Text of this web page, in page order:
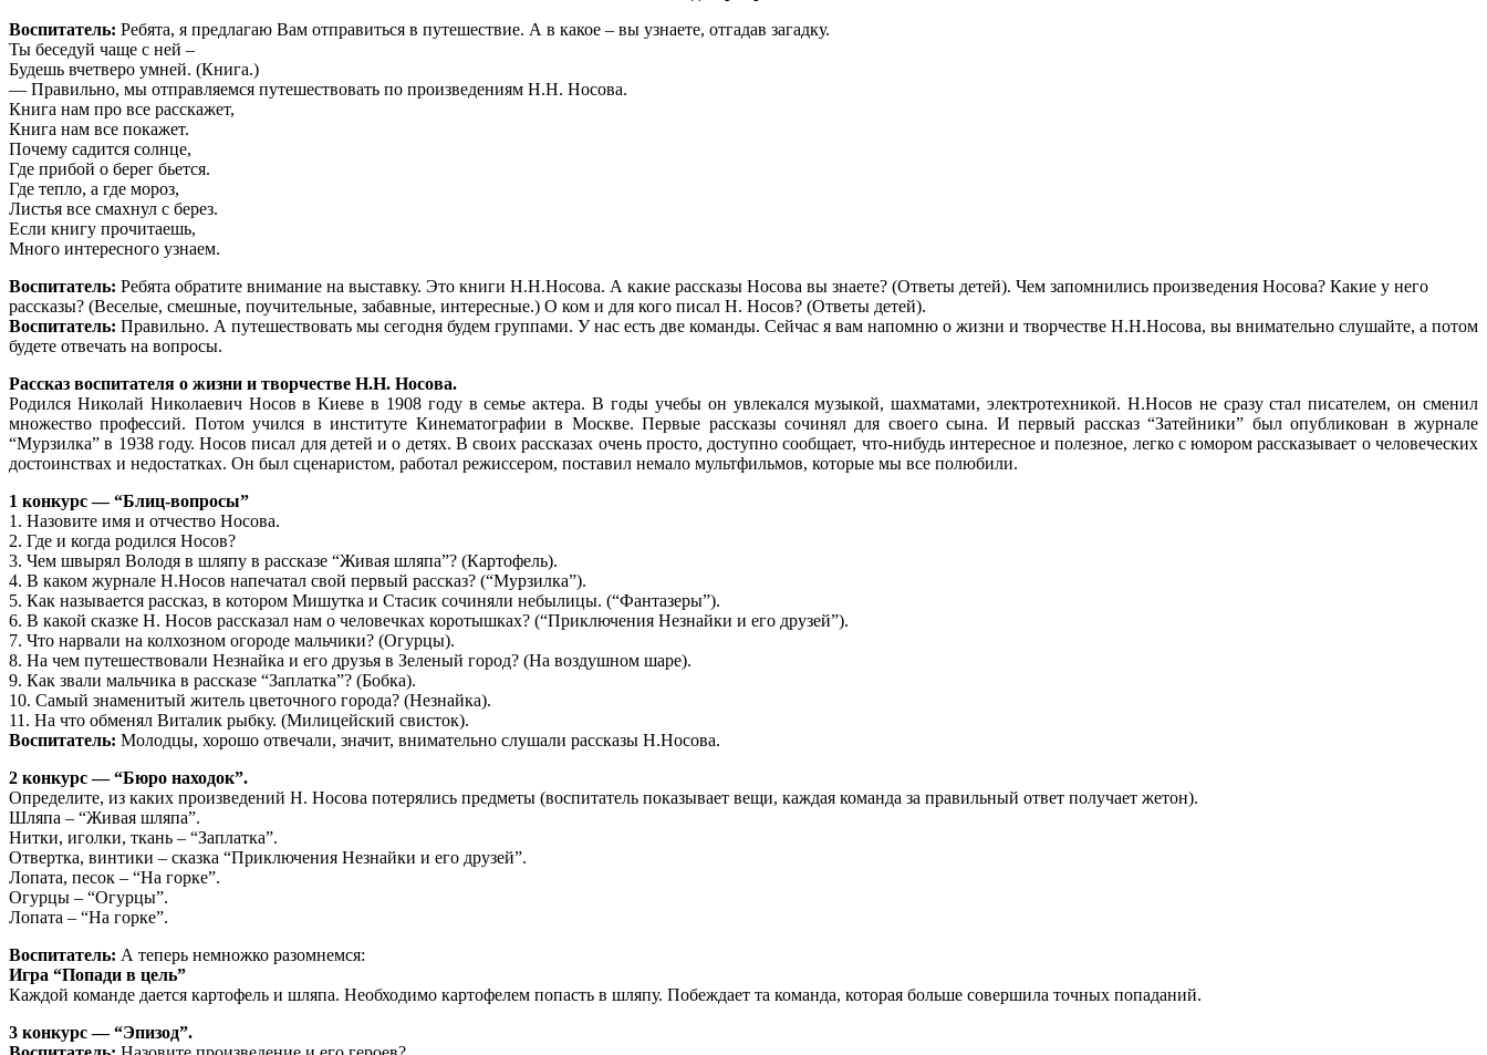
Воспитатель: Ребята, я предлагаю Вам отправиться в путешествие. А в какое – вы узнаете, отгадав загадку.
Ты беседуй чаще с ней –
Будешь вчетверо умней. (Книга.)
— Правильно, мы отправляемся путешествовать по произведениям Н.Н. Носова.
Книга нам про все расскажет,
Книга нам все покажет.
Почему садится солнце,
Где прибой о берег бьется.
Где тепло, а где мороз,
Листья все смахнул с берез.
Если книгу прочитаешь,
Много интересного узнаем.
Воспитатель: Ребята обратите внимание на выставку. Это книги Н.Н.Носова. А какие рассказы Носова вы знаете? (Ответы детей). Чем запомнились произведения Носова? Какие у него
рассказы? (Веселые, смешные, поучительные, забавные, интересные.) О ком и для кого писал Н. Носов? (Ответы детей).
Воспитатель: Правильно. А путешествовать мы сегодня будем группами. У нас есть две команды. Сейчас я вам напомню о жизни и творчестве Н.Н.Носова, вы внимательно слушайте, а потом
будете отвечать на вопросы.
Рассказ воспитателя о жизни и творчестве Н.Н. Носова.
Родился Николай Николаевич Носов в Киеве в 1908 году в семье актера. В годы учебы он увлекался музыкой, шахматами, электротехникой. Н.Носов не сразу стал писателем, он сменил
множество профессий. Потом учился в институте Кинематографии в Москве. Первые рассказы сочинял для своего сына. И первый рассказ “Затейники” был опубликован в журнале
“Мурзилка” в 1938 году. Носов писал для детей и о детях. В своих рассказах очень просто, доступно сообщает, что-нибудь интересное и полезное, легко с юмором рассказывает о человеческих
достоинствах и недостатках. Он был сценаристом, работал режиссером, поставил немало мультфильмов, которые мы все полюбили.
1 конкурс — “Блиц-вопросы”
1. Назовите имя и отчество Носова.
2. Где и когда родился Носов?
3. Чем швырял Володя в шляпу в рассказе “Живая шляпа”? (Картофель).
4. В каком журнале Н.Носов напечатал свой первый рассказ? (“Мурзилка”).
5. Как называется рассказ, в котором Мишутка и Стасик сочиняли небылицы. (“Фантазеры”).
6. В какой сказке Н. Носов рассказал нам о человечках коротышках? (“Приключения Незнайки и его друзей”).
7. Что нарвали на колхозном огороде мальчики? (Огурцы).
8. На чем путешествовали Незнайка и его друзья в Зеленый город? (На воздушном шаре).
9. Как звали мальчика в рассказе “Заплатка”? (Бобка).
10. Самый знаменитый житель цветочного города? (Незнайка).
11. На что обменял Виталик рыбку. (Милицейский свисток).
Воспитатель: Молодцы, хорошо отвечали, значит, внимательно слушали рассказы Н.Носова.
2 конкурс — “Бюро находок”.
Определите, из каких произведений Н. Носова потерялись предметы (воспитатель показывает вещи, каждая команда за правильный ответ получает жетон).
Шляпа – “Живая шляпа”.
Нитки, иголки, ткань – “Заплатка”.
Отвертка, винтики – сказка “Приключения Незнайки и его друзей”.
Лопата, песок – “На горке”.
Огурцы – “Огурцы”.
Лопата – “На горке”.
Воспитатель: А теперь немножко разомнемся:
Игра “Попади в цель”
Каждой команде дается картофель и шляпа. Необходимо картофелем попасть в шляпу. Побеждает та команда, которая больше совершила точных попаданий.
3 конкурс — “Эпизод”.